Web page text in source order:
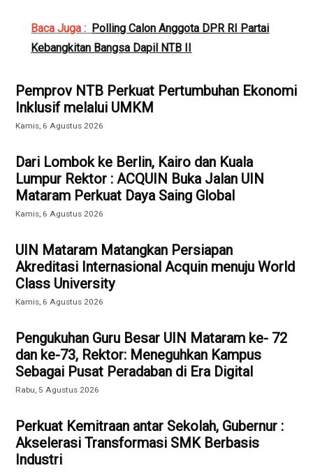
Baca Juga : Polling Calon Anggota DPR RI Partai
Kebangkitan Bangsa Dapil NTB II
Pemprov NTB Perkuat Pertumbuhan Ekonomi
Inklusif melalui UMKM
Kamis, 6 Agustus 2026
Dari Lombok ke Berlin, Kairo dan Kuala
Lumpur Rektor : ACQUIN Buka Jalan UIN
Mataram Perkuat Daya Saing Global
Kamis, 6 Agustus 2026
UIN Mataram Matangkan Persiapan
Akreditasi Internasional Acquin menuju World
Class University
Kamis, 6 Agustus 2026
Pengukuhan Guru Besar UIN Mataram ke- 72
dan ke-73, Rektor: Meneguhkan Kampus
Sebagai Pusat Peradaban di Era Digital
Rabu, 5 Agustus 2026
Perkuat Kemitraan antar Sekolah, Gubernur :
Akselerasi Transformasi SMK Berbasis
Industri